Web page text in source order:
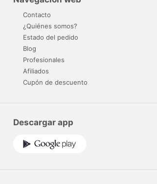
Contacto
¿Quiénes somos?
Estado del pedido
Blog
Profesionales
Afiliados
Cupón de descuento
Descargar app